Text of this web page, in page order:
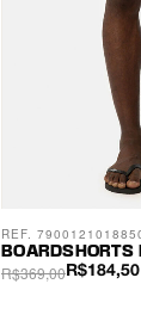
BOARDSHORTS
R$184,50
R$369,00
REF.